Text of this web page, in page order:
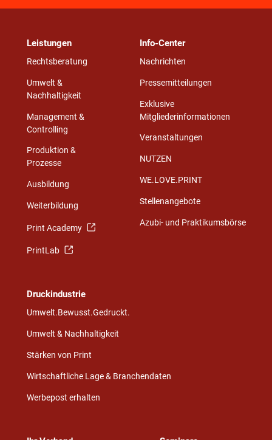
Leistungen
Rechtsberatung
Umwelt &
Nachhaltigkeit
Management &
Controlling
Produktion &
Prozesse
Ausbildung
Weiterbildung
Print Academy
PrintLab
Info-Center
Nachrichten
Pressemitteilungen
Exklusive
Mitgliederinformationen
Veranstaltungen
NUTZEN
WE.LOVE.PRINT
Stellenangebote
Azubi- und Praktikumsbörse
Druckindustrie
Umwelt.Bewusst.Gedruckt.
Umwelt & Nachhaltigkeit
Stärken von Print
Wirtschaftliche Lage & Branchendaten
Werbepost erhalten